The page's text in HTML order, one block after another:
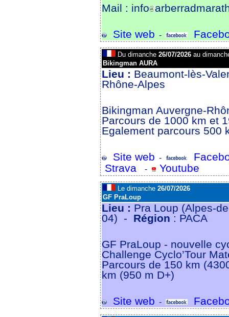
Mail : info
Site web -
Du dimanche 26/07/2026au
Bikingman AURA
Lieu : Beaumont-lès-
Rhône-Alpes
Bikingman Auvergne-
Parcours de 1000 km et
Egalement parcours 500
Site web -
Strava- Youtube
Le dimanche 26/07/2026
GF PraLoup
Lieu : Pra Loup (Alpes-
04) - Région : PACA
GF PraLoup - nouvelle
Challenge Cyclo’Tour
Parcours de 150 km
km (950 m D+)
Site web -